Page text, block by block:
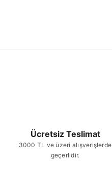
Ücretsiz Teslimat
3000 TL ve üzeri alışverişlerde
geçerlidir.